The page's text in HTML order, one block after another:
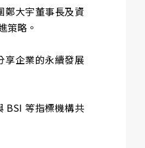
鄭大宇董事長及資
策略。
享企業的永續發展
BSI 等指標機構共